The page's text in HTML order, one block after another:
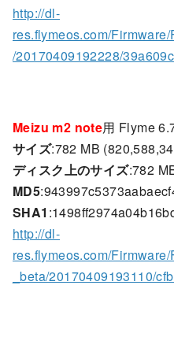
http://dl-
res.flymeos.com/
/20170409192228/
Meizu m2 note用 Flyme
サイズ:782 MB
ディスク上のサイズ:782
MD5
SHA1
http://dl-
res.flymeos.com/
_beta/20170409193110/